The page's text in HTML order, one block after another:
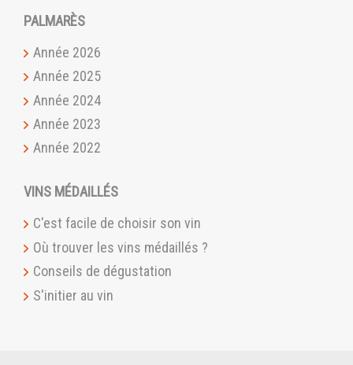
PALMARÈS
Année 2026
Année 2025
Année 2024
Année 2023
Année 2022
VINS MÉDAILLÉS
C'est facile de choisir son vin
Où trouver les vins médaillés ?
Conseils de dégustation
S'initier au vin